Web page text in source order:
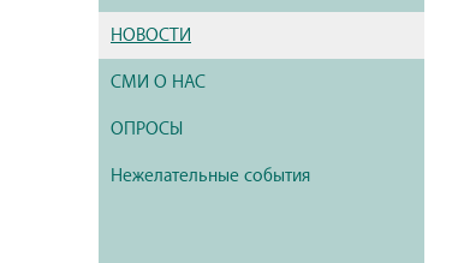
НОВОСТИ
СМИ О НАС
ОПРОСЫ
Нежелательные события